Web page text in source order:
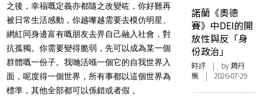
之後，幸福嘅定義亦都隨之改變咗，你好難再
被日常生活感動，你越嚟越需要去模仿明星、
網紅同身邊富有嘅朋友去畀自己融入社會，對
抗孤獨。你需要變得脆弱，先可以成為某一個
群體嘅一份子。我哋活喺一個它的自我世界入
面，呢度得一個世界，所有事都以這個世界為
標準，其他全部都可以係錯或者假 。
諾蘭《奧德
賽》中DEI的開
放性與反「身
份政治」
時評 | by周丹
楓 | 2026-07-29